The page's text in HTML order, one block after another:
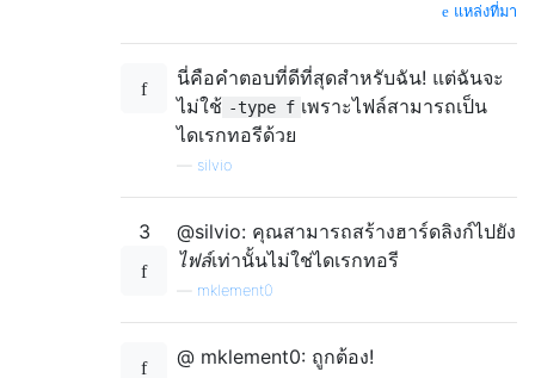
แหล่งที่มา
นี่คือคำตอบที่ดีที่สุดสำหรับฉัน! แต่ฉันจะ
ไม่ใช้ -type f เพราะไฟล์สามารถเป็น
ไดเรกทอรีด้วย
silvio
3
@silvio: คุณสามารถสร้างฮาร์ดลิงก์ไปยัง
ไฟล์เท่านั้นไม่ใช่ไดเรกทอรี
mklement0
@ mklement0: ถูกต้อง!